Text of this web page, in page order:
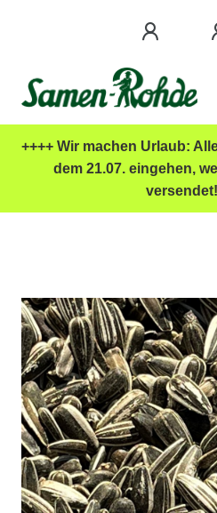
++++ Wir machen Urlaub:
dem 21.07. eingehen,